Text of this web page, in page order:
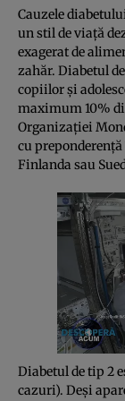
Cauzele
un stil de viaţă
exagerat de
zahăr. Diabetul
copiilor şi
maximum 10%
Organizaţiei
cu
Finlanda sau
Diabetul de tip 2
cazuri). Deşi